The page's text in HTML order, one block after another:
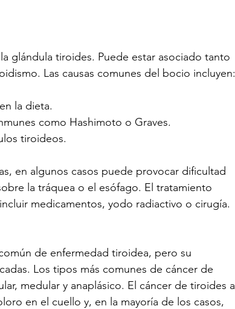
glándula tiroides. Puede estar asociado tanto
Las causas comunes del bocio incluyen:
la dieta.
como Hashimoto o Graves.
tiroideos.
en algunos casos puede provocar dificultad
la tráquea o el esófago. El tratamiento
medicamentos, yodo radiactivo o cirugía.
de enfermedad tiroidea, pero su
Los tipos más comunes de cáncer de
medular y anaplásico. El cáncer de tiroides a
en el cuello y, en la mayoría de los casos,